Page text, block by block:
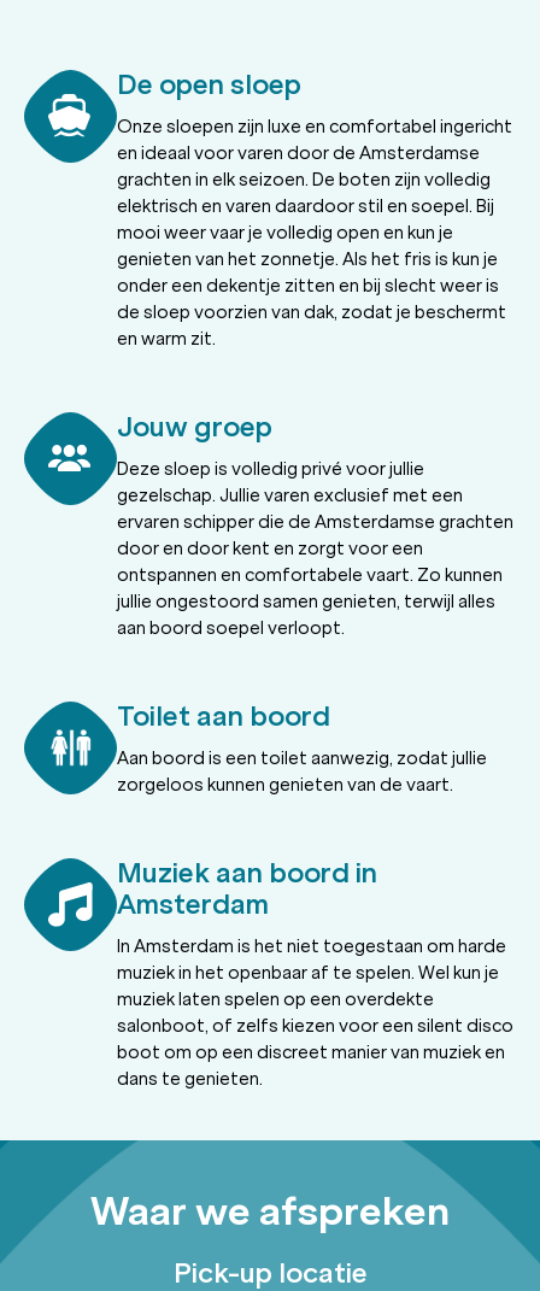
De open sloep
Onze sloepen zijn luxe en comfortabel ingericht
en ideaal voor varen door de Amsterdamse
grachten in elk seizoen. De boten zijn volledig
elektrisch en varen daardoor stil en soepel. Bij
mooi weer vaar je volledig open en kun je
genieten van het zonnetje. Als het fris is kun je
onder een dekentje zitten en bij slecht weer is
de sloep voorzien van dak, zodat je beschermt
en warm zit.
Jouw groep
Deze sloep is volledig privé voor jullie
gezelschap. Jullie varen exclusief met een
ervaren schipper die de Amsterdamse grachten
door en door kent en zorgt voor een
ontspannen en comfortabele vaart. Zo kunnen
jullie ongestoord samen genieten, terwijl alles
aan boord soepel verloopt.
Toilet aan boord
Aan boord is een toilet aanwezig, zodat jullie
zorgeloos kunnen genieten van de vaart.
Muziek aan boord in
Amsterdam
In Amsterdam is het niet toegestaan om harde
muziek in het openbaar af te spelen. Wel kun je
muziek laten spelen op een overdekte
salonboot, of zelfs kiezen voor een silent disco
boot om op een discreet manier van muziek en
dans te genieten.
Waar we afspreken
Pick-up locatie